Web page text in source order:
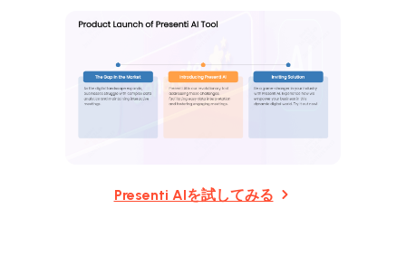
Presenti AIを試してみる